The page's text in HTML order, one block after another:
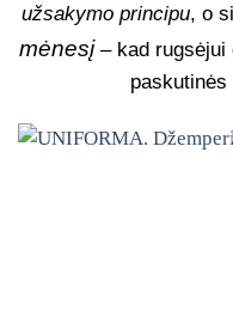
užsakymo principu, o
mėnesį– kad rugsėjui